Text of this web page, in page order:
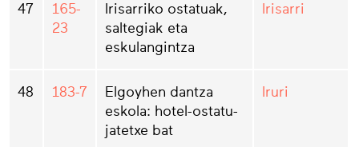
47
165-
23
Irisarriko ostatuak,
saltegiak eta
eskulangintza
Irisarri
48 183-7
Elgoyhen dantza
eskola: hotel-ostatu-
jatetxe bat
Iruri